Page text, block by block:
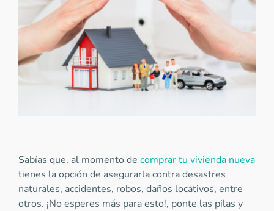
Sabías que, al momento de comprar tu vivienda nueva
tienes la opción de asegurarla contra desastres
naturales, accidentes, robos, daños locativos, entre
otros. ¡No esperes más para esto!, ponte las pilas y